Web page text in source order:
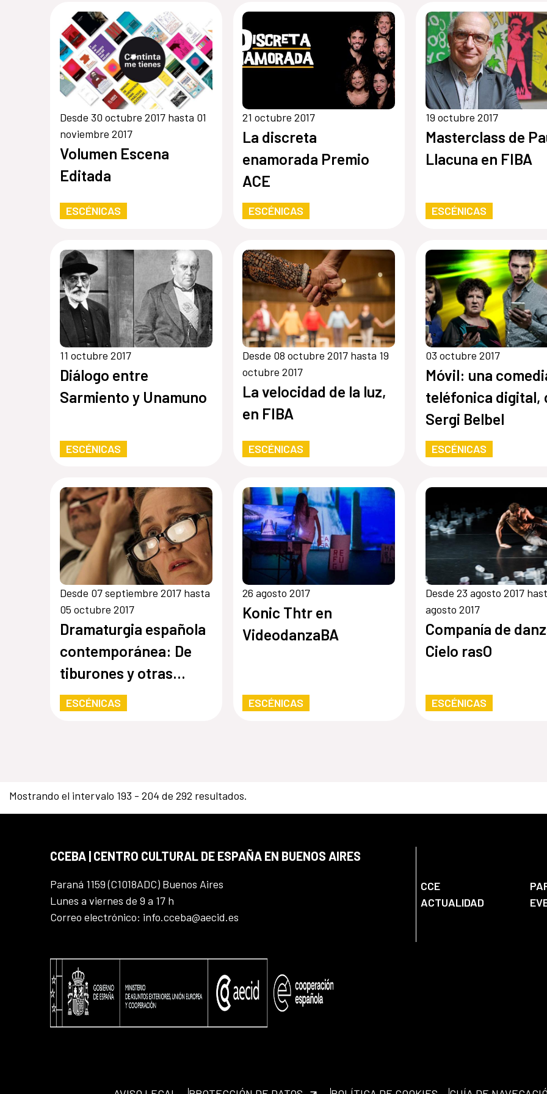
Desde 30 octubre 2017 hasta 01
noviembre 2017
Volumen Escena
Editada
ESCÉNICAS
21 octubre 2017
La discreta
enamorada Premio
ACE
ESCÉNICAS
19 octubre 2017
Masterclass de
Llacuna en FIBA
ESCÉNICAS
11 octubre 2017
Diálogo entre
Sarmiento y Unamuno
ESCÉNICAS
Desde 08 octubre 2017 hasta 19
octubre 2017
La velocidad de la luz,
en FIBA
ESCÉNICAS
03 octubre 2017
Móvil: una
teléfonica digital,
Sergi Belbel
ESCÉNICAS
Desde 07 septiembre 2017 hasta
05 octubre 2017
Dramaturgia española
contemporánea: De
tiburones y otras
rémoras
ESCÉNICAS
26 agosto 2017
Konic Thtr en
VideodanzaBA
ESCÉNICAS
Desde 23 agosto 2017
agosto 2017
Companía de
Cielo rasO
ESCÉNICAS
Mostrando el intervalo 193 - 204 de 292 resultados.
CCEBA | CENTRO CULTURAL DE ESPAÑA EN BUENOS AIRES
Paraná 1159 (C1018ADC) Buenos Aires
Lunes a viernes de 9 a 17 h
Correo electrónico: info.cceba@aecid.es
CCE
ACTUALIDAD